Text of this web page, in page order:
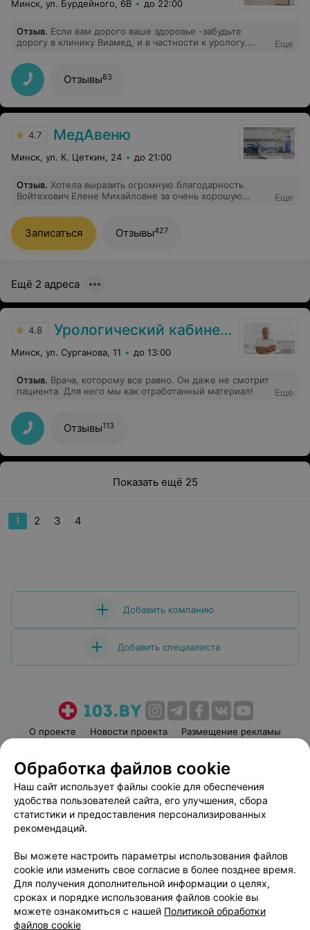
Минск, ул. Бурдейного, 6В до 22:00
Отзыв. Если вам дорого ваше здоровье -забудьте
дорогу в клинику Виамед, и в частности к урологу.
может правильно поставить диагноз,в результате вы
можете просто умереть.
Еще
Отзывы83
4.7 МедАвеню
Минск, ул. К. Цеткин, 24 до 21:00
Отзыв. Хотела выразить огромную благодарность
Войтехович Елене Михайловне за очень хорошую
только на отлично. За человеческое и добросовестное
отношение к своим пациентам. Спасибо огромное
Елена Михайловна за то что Вы делаете нашу жизнь
качественной, за то что каждая женщина чувствует
Еще
Записаться Отзывы427
Ещё 2 адреса
4.8 Урологический кабинет доктора Уэльского
Минск, ул. Сурганова, 11 до 13:00
Отзыв. Врача, которому все равно. Он даже не смотрит
пациента. Для него мы как отработанный материал!
Еще
Отзывы113
Показать ещё 25
1 2 3 4
Добавить компанию
Добавить специалиста
О проекте Новости проекта
Размещение рекламы
Пользовательское соглашение
Способы оплаты
Вакансии
Партнеры
Написать руководителю 103.by
Обработка персональных данных
Обработка файлов cookie
Наш сайт использует файлы cookie для обеспечения
удобства пользователей сайта, его улучшения, сбора
статистики и предоставления персонализированных
рекомендаций.
Вы можете настроить параметры использования файлов
cookie или изменить свое согласие в более позднее время.
Для получения дополнительной информации о целях,
сроках и порядке использования файлов cookie вы
можете ознакомиться с нашей Политикой обработки
файлов cookie